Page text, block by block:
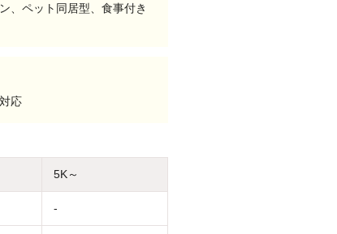
、ペット同居型、食事付き
応
5K～
-